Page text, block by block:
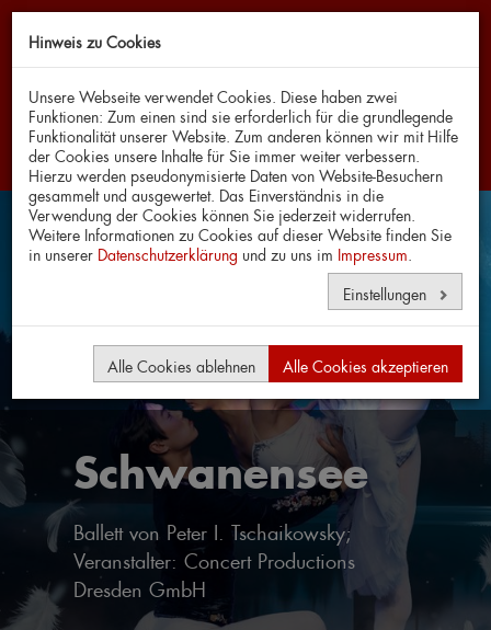
Schwanensee
Ballett von Peter I. Tschaikowsky;
Veranstalter: Concert Productions
Dresden GmbH
Hinweis zu Cookies
Unsere Webseite verwendet Cookies. Diese haben zwei
Funktionen: Zum einen sind sie erforderlich für die grundlegende
Funktionalität unserer Website. Zum anderen können wir mit Hilfe
der Cookies unsere Inhalte für Sie immer weiter verbessern.
Hierzu werden pseudonymisierte Daten von Website-Besuchern
gesammelt und ausgewertet. Das Einverständnis in die
Verwendung der Cookies können Sie jederzeit widerrufen.
Weitere Informationen zu Cookies auf dieser Website finden Sie
in unserer Datenschutzerklärung und zu uns im Impressum
Einstellungen
Alle Cookies ablehnen Alle Cookies akzeptieren